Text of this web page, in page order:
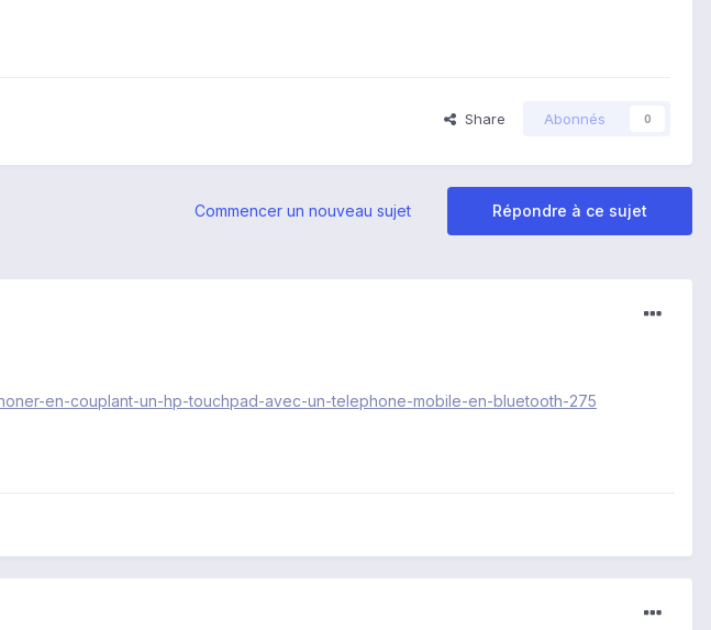
Share Abonnés 0
Répondre à ce sujet
Commencer un nouveau sujet
en-couplant-un-hp-touchpad-avec-un-telephone-mobile-en-bluetooth-275